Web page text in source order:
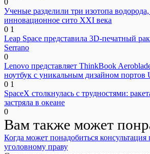
0
Ученые разделили три изотопа водорода,
инновационное сито XXI века
0 1
Leap Space представила 3D-печатный
Serrano
0
Lenovo представляет ThinkBook
ноутбук с уникальным дизайном портов
0 1
SpaceX столкнулась с трудностями:
застряла в океане
0
Вам также может
Когда может понадобиться
уголовному праву